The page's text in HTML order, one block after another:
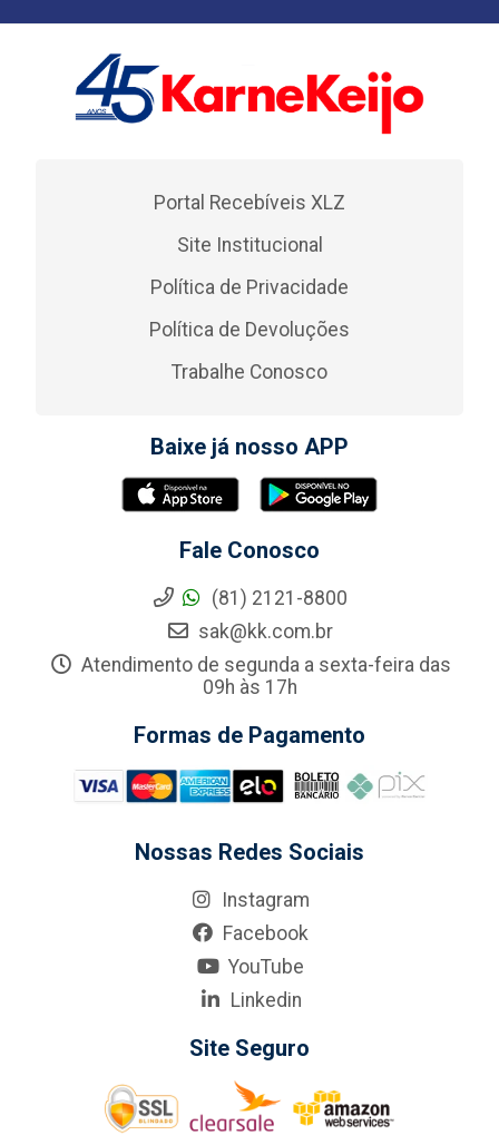
Portal Recebíveis XLZ
Site Institucional
Política de Privacidade
Política de Devoluções
Trabalhe Conosco
Baixe já nosso APP
Fale Conosco
(81) 2121-8800
sak@kk.com.br
Atendimento de segunda a sexta-feira das
09h às 17h
Formas de Pagamento
Nossas Redes Sociais
Instagram
Facebook
YouTube
Linkedin
Site Seguro